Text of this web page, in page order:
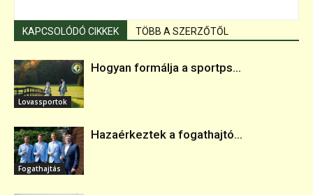
KAPCSOLÓDÓ CIKKEK TÖBB A SZERZŐTŐL
Lovassportok
Hogyan formálja a sportps...
Fogathajtás
Hazaérkeztek a fogathajtó...